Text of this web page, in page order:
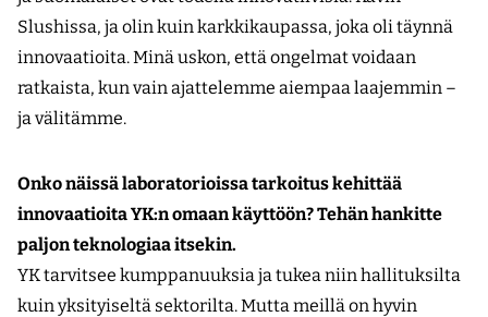
Slushissa, ja olin kuin karkkikaupassa, joka oli täynnä
innovaatioita. Minä uskon, että ongelmat voidaan
ratkaista, kun vain ajattelemme aiempaa laajemmin –
ja välitämme.
Onko näissä laboratorioissa tarkoitus kehittää
innovaatioita YK:n omaan käyttöön? Tehän hankitte
paljon teknologiaa itsekin.
YK tarvitsee kumppanuuksia ja tukea niin hallituksilta
kuin yksityiseltä sektorilta. Mutta meillä on hyvin